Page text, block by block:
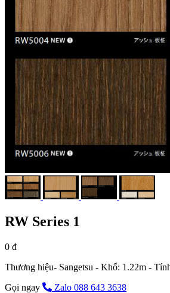
RW Series 1
0 đ
Thương hiệu- Sangetsu - Khổ: 1.22m -
Gọi ngay
Zalo 088 643 3638